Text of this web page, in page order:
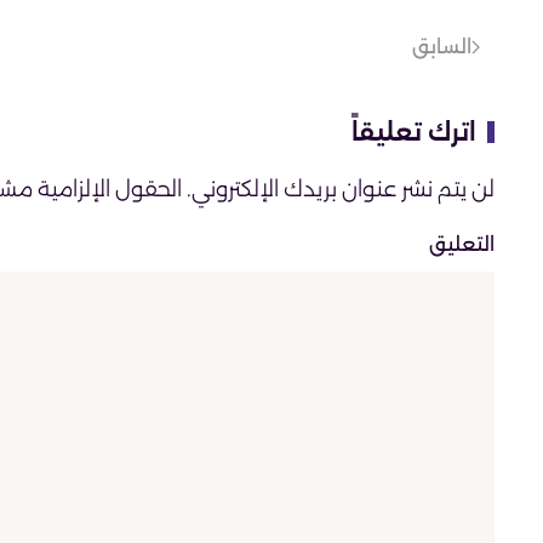
السابق
اترك تعليقاً
لن يتم نشر عنوان بريدك الإلكتروني. الحقول الإلزامية
التعليق